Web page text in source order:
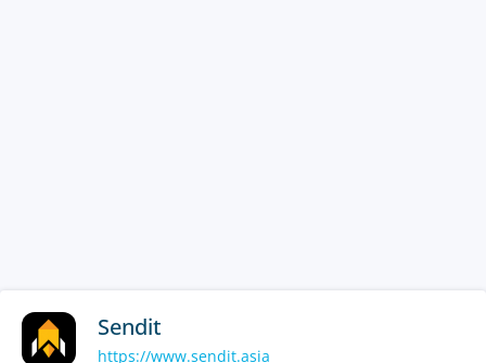
Sendit
https://www.sendit.asia